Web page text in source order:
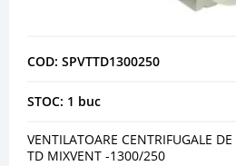
COD: SPVTTD1300250
STOC: 1 buc
VENTILATOARE CENTRIFUGALE
TD MIXVENT -1300/250